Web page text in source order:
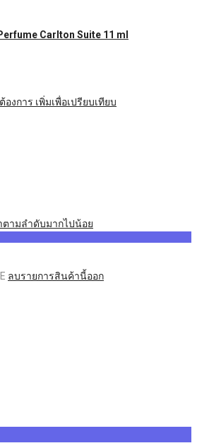
Carlton Suite 11 ml
องการ เพิ่มเพื่อเปรียบเทียบ
ตามลำดับมากไปน้อย
ลบรายการสินค้านี้ออก